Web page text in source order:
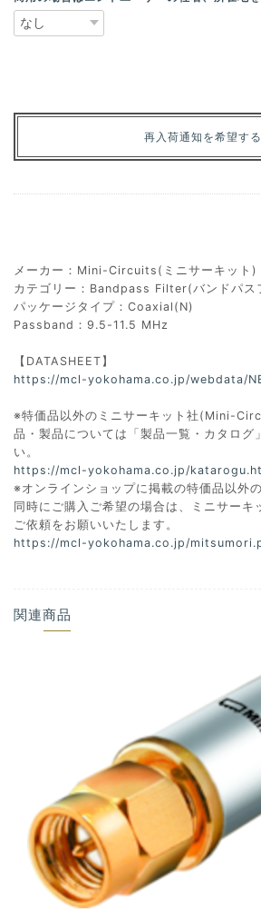
再入荷通知を希望する
メーカー：Mini-Circuits(ミニサーキット)
カテゴリー：Bandpass Filter(バンドパス
パッケージタイプ：Coaxial(N)
Passband：9.5-11.5 MHz
【DATASHEET】
https://mcl-yokohama.co.jp/webdata/
※特価品以外のミニサーキット社(Mini-
品・製品については「製品一覧・カタログ
い。
https://mcl-yokohama.co.jp/
※オンラインショップに掲載の特価品以外
同時にご購入ご希望の場合は、ミニサーキ
ご依頼をお願いいたします。
https://mcl-yokohama.co.jp/
関連商品